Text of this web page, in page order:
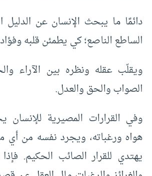
دائمًا ما يبحث الإنسان عن الدليل
الساطع الناصع؛ كي يطمئن قلبه
ويقلّب عقله ونظره بين الآراء
الصواب والحق والعدل.
وفي القرارات المصيرية
هواه ورغباته، ويجرد نفسه من
يهتدي للقرار الصائب الحكيم.